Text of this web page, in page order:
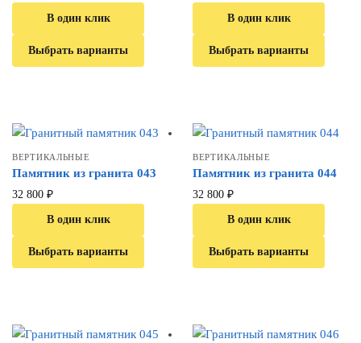
В один клик
Выбрать варианты
В один клик
Выбрать варианты
ВЕРТИКАЛЬНЫЕ
Памятник из гранита 043
32 800 ₽
В один клик
Выбрать варианты
ВЕРТИКАЛЬНЫЕ
Памятник из гранита 044
32 800 ₽
В один клик
Выбрать варианты